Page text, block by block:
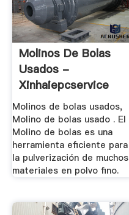
Molinos De Bolas
Usados -
Xinhaiepcservice
Molinos de bolas usados,
Molino de bolas usado . El
Molino de bolas es una
herramienta eficiente para
la pulverización de muchos
materiales en polvo fino.